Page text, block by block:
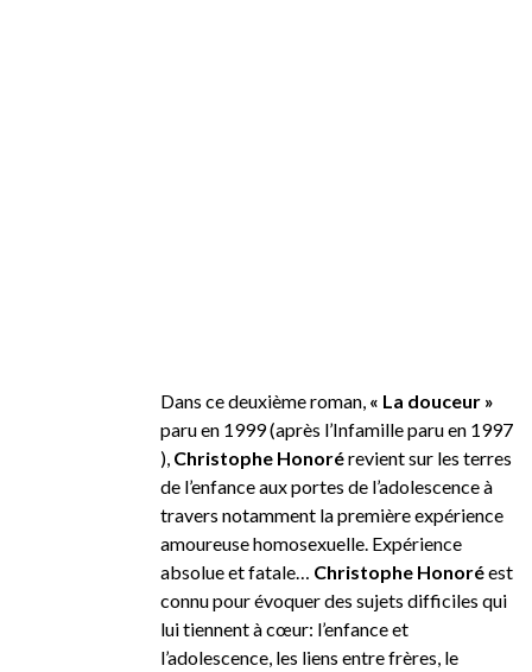
Dans ce deuxième roman, « La douceur »
paru en 1999 (après l’Infamille paru en 1997
), Christophe Honorérevient sur les terres
de l’enfance aux portes de l’adolescence à
travers notamment la première expérience
amoureuse homosexuelle. Expérience
absolue et fatale… Christophe Honoréest
connu pour évoquer des sujets difficiles qui
lui tiennent à cœur: l’enfance et
l’adolescence, les liens entre frères, le